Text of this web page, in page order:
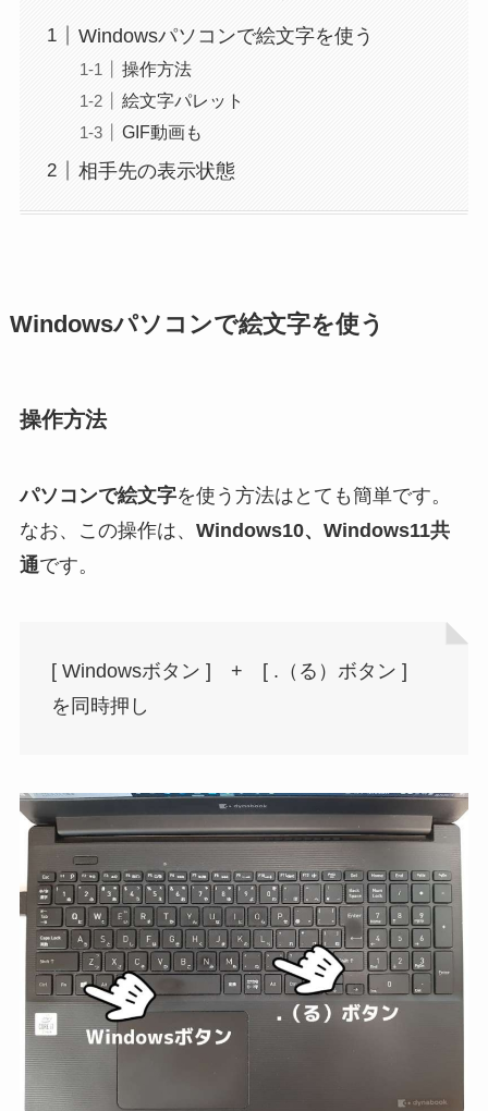
Windowsパソコンで絵文字を使う
操作方法
絵文字パレット
GIF動画も
相手先の表示状態
Windowsパソコンで絵文字を使う
操作方法
パソコンで絵文字を使う方法はとても簡単です。
なお、この操作は、 Windows10、Windows11共
通です。
[ Windowsボタン ] + [ .（る）ボタン ]
を同時押し